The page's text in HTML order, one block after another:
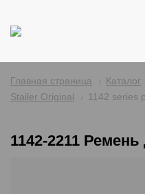
Главная страница Каталог
Stailer Original
1142 series
1142-2211